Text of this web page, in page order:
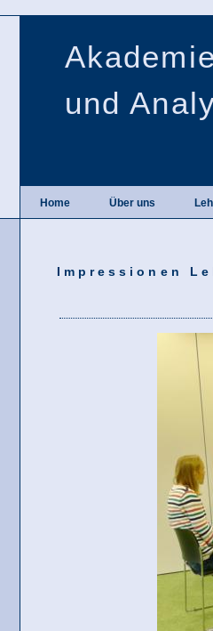
und
Home Über uns
Impressionen